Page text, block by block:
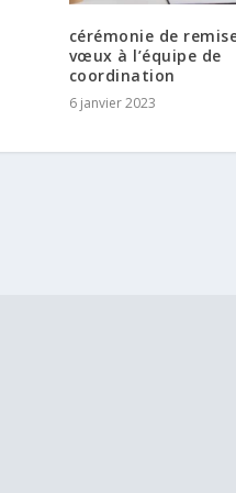
cérémonie de
vœux à l’équipe de
coordination
6 janvier 2023